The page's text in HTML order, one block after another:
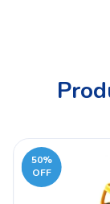
50%
OFF